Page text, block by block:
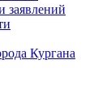
заявлений
Кургана